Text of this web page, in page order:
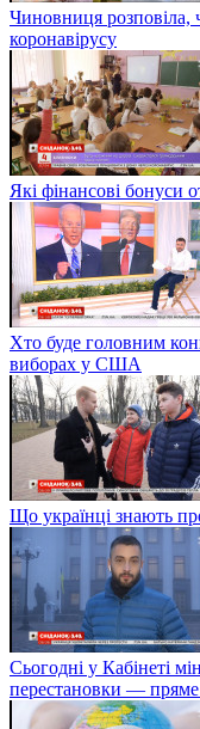
Чиновниця розповіла,
коронавірусу
Які фінансові бонуси
Хто буде головним
виборах у США
Що українці знають
Сьогодні у Кабінеті
перестановки —